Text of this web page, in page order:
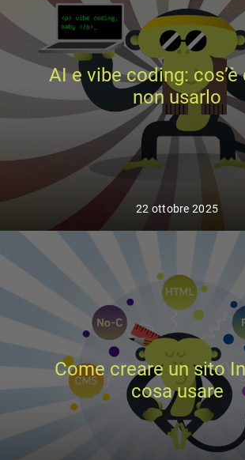
AI e vibe coding:
non usarlo
22 ottobre 2025
Come creare un sito
cosa usare